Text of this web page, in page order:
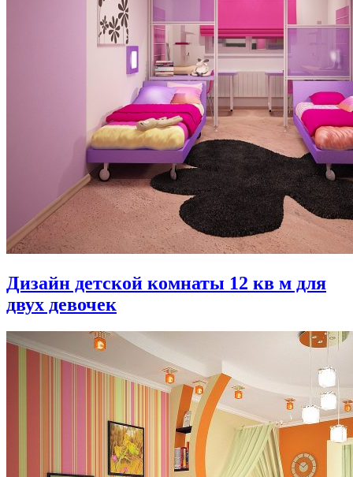
Дизайн детской комнаты 12 кв м для
двух девочек